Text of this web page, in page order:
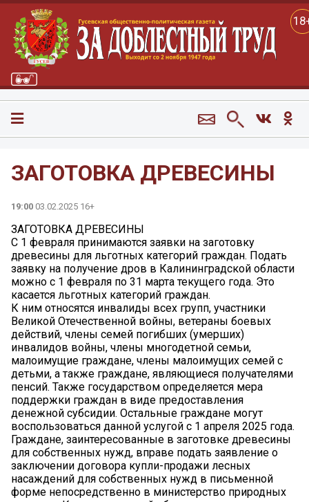
ЗАГОТОВКА ДРЕВЕСИНЫ
19:00 03.02.2025 16+
ЗАГОТОВКА ДРЕВЕСИНЫ
С 1 февраля принимаются заявки на заготовку
древесины для льготных категорий граждан. Подать
заявку на получение дров в Калининградской области
можно с 1 февраля по 31 марта текущего года. Это
касается льготных категорий граждан.
К ним относятся инвалиды всех групп, участники
Великой Отечественной войны, ветераны боевых
действий, члены семей погибших (умерших)
инвалидов войны, члены многодетной семьи,
малоимущие граждане, члены малоимущих семей с
детьми, а также граждане, являющиеся получателями
пенсий. Также государством определяется мера
поддержки граждан в виде предоставления
денежной субсидии. Остальные граждане могут
воспользоваться данной услугой с 1 апреля 2025 года.
Граждане, заинтересованные в заготовке древесины
для собственных нужд, вправе подать заявление о
заключении договора купли-продажи лесных
насаждений для собственных нужд в письменной
форме непосредственно в министерство природных